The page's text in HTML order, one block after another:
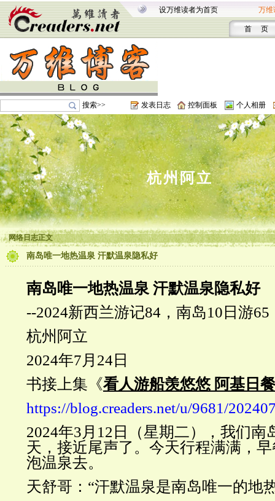
设万维读者为首页 万维
首 页
搜索>> 发表日志 控制面板 个人相册
杭州阿立
。。。
网络日志正文
南岛唯一地热温泉 汗默温泉隐私好
南岛唯一地热温泉 汗默温泉隐私好
--2024新西兰游记84，南岛10日游65
杭州阿立
2024年7月24日
书接上集《看人游船羡悠悠 阿基日
https://blog.creaders.net/u/9681/
2024年3月12日（星期二），我们南
天，接近尾声了。今天行程满满，
泡温泉去。
天舒哥： “汗默温泉是南岛唯一的地